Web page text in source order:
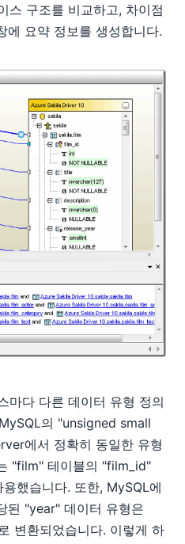
스 구조를 비교하고, 차이점
에 요약 정보를 생성합니다.
마다 다른 데이터 유형 정의
의 "unsigned small
에서 정확히 동일한 유형
"film" 테이블의 "film_id"
했습니다. 또한, MySQL에
된 "year" 데이터 유형은
변환되었습니다. 이렇게 하